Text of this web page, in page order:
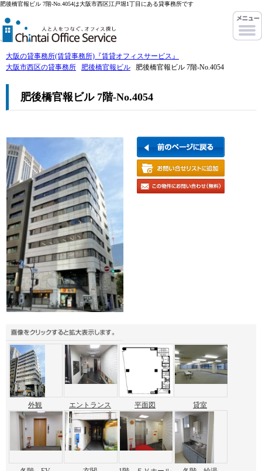
肥後橋官報ビル 7階-No.4054は大阪市西区江戸堀1丁目にある貸事務所です
大阪の貸事務所(賃貸事務所)『賃貸オフィスサービス』
大阪市西区の貸事務所
肥後橋官報ビル 肥後橋官報ビル 7階-No.4054
肥後橋官報ビル 7階-No.4054
外観 エントランス 平面図 貸室